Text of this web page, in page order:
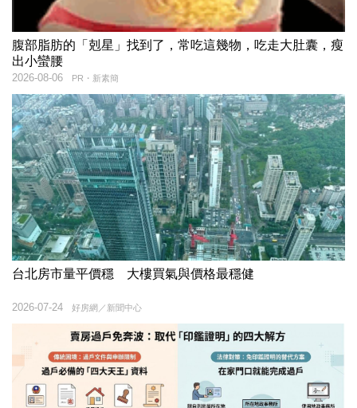
腹部脂肪的「剋星」找到了，常吃這幾物，吃走大肚囊，瘦
出小蠻腰
PR・新素簡
2026-08-06
台北房市量平價穩 大樓買氣與價格最穩健
好房網／新聞中心
2026-07-24